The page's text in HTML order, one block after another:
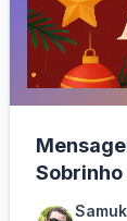
Sobrinho